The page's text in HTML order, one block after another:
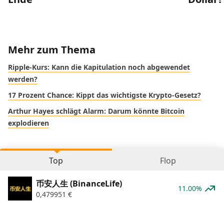
Mehr zum Thema
Ripple-Kurs: Kann die Kapitulation noch abgewendet
werden?
17 Prozent Chance: Kippt das wichtigste Krypto-Gesetz?
Arthur Hayes schlägt Alarm: Darum könnte Bitcoin
explodieren
Top Flop
币安人生 (BinanceLife)
0,479951 €
11.00%